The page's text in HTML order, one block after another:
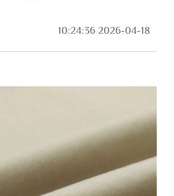
2026-04-18 10:24:36